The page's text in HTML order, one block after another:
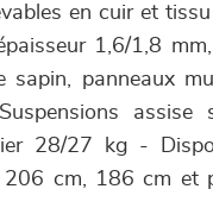
en cuir et
1,6/1,8
panneaux
assise
28/27 kg -
cm, 186 cm et